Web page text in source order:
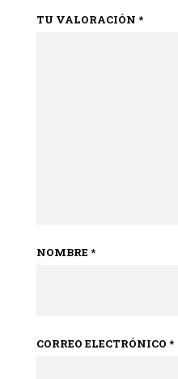
TU VALORACIÓN *
NOMBRE *
CORREO ELECTRÓNICO *